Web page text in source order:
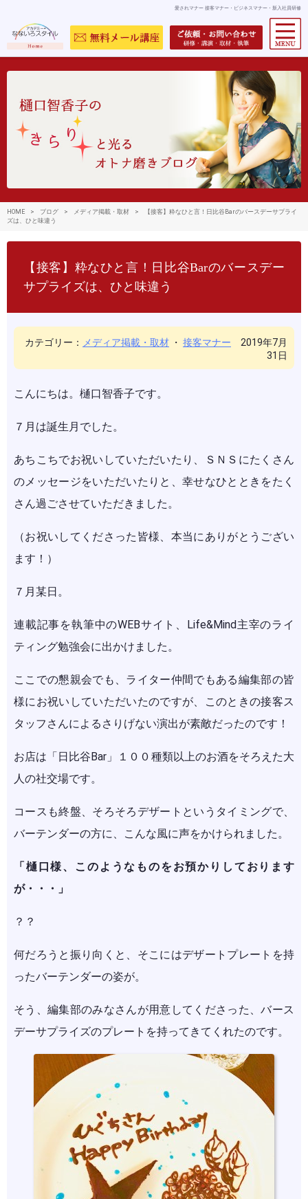
愛されマナー 接客マナー・ビジネスマナー・新入社員研修
HOME > ブログ > メディア掲載・取材 >
【接客】粋なひと言！日比谷Barのバースデーサプライ
ズは、ひと味違う
【接客】粋なひと言！日比谷Barのバースデー
サプライズは、ひと味違う
カテゴリー： メディア掲載・取材 ・ 接客マナー 2019年7月
31日
こんにちは。樋口智香子です。
７月は誕生月でした。
あちこちでお祝いしていただいたり、ＳＮＳにたくさん
のメッセージをいただいたりと、幸せなひとときをたく
さん過ごさせていただきました。
（お祝いしてくださった皆様、本当にありがとうござい
ます！）
７月某日。
連載記事を執筆中のWEBサイト、Life&Mind主宰のライ
ティング勉強会に出かけました。
ここでの懇親会でも、ライター仲間でもある編集部の皆
様にお祝いしていただいたのですが、このときの接客ス
タッフさんによるさりげない演出が素敵だったのです！
お店は「日比谷Bar」１００種類以上のお酒をそろえた大
人の社交場です。
コースも終盤、そろそろデザートというタイミングで、
バーテンダーの方に、こんな風に声をかけられました。
「樋口様、このようなものをお預かりしております
が・・・」
？？
何だろうと振り向くと、そこにはデザートプレートを持
ったバーテンダーの姿が。
そう、編集部のみなさんが用意してくださった、バース
デーサプライズのプレートを持ってきてくれたのです。